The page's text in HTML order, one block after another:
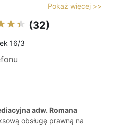
Pokaż więcej >>
(32)
16/3
adw. Romana
obsługę prawną na